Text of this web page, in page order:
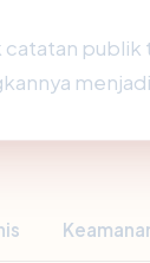
catatan publik